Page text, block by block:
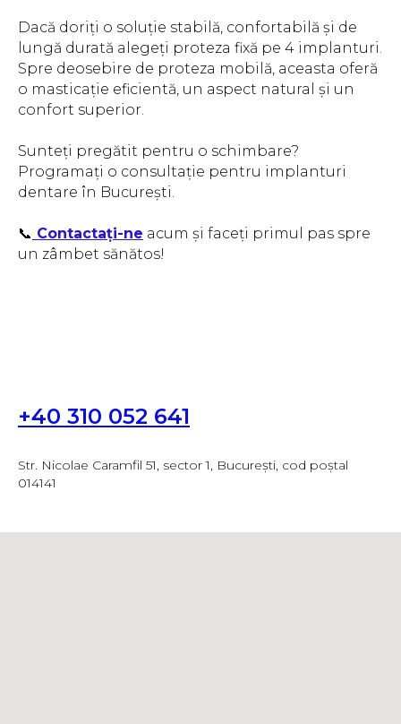
Dacă doriți o soluție stabilă, confortabilă și de
lungă durată alegeți proteza fixă pe 4 implanturi.
Spre deosebire de proteza mobilă, aceasta oferă
o masticație eficientă, un aspect natural și un
confort superior.
Sunteți pregătit pentru o schimbare?
Programați o consultație pentru implanturi
dentare în București.
📞 Contactați-ne acum și faceți primul pas spre
un zâmbet sănătos!
+40 310 052 641
Str. Nicolae Caramfil 51, sector 1, București, cod poștal
014141